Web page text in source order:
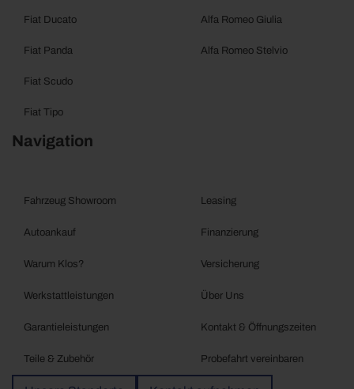
Fiat Ducato
Fiat Panda
Fiat Scudo
Fiat Tipo
Alfa Romeo Giulia
Alfa Romeo Stelvio
Navigation
Fahrzeug Showroom
Autoankauf
Warum Klos?
Werkstattleistungen
Garantieleistungen
Teile & Zubehör
Leasing
Finanzierung
Versicherung
Über Uns
Kontakt & Öffnungszeiten
Probefahrt vereinbaren